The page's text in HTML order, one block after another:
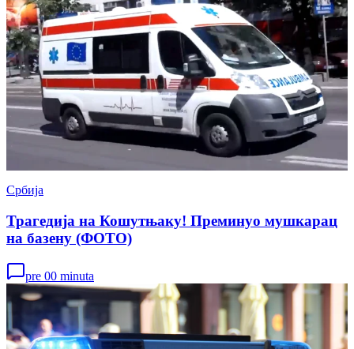
Србија
Трагедија на Кошутњаку! Преминуо мушкарац
на базену (ФОТО)
pre 00 minuta